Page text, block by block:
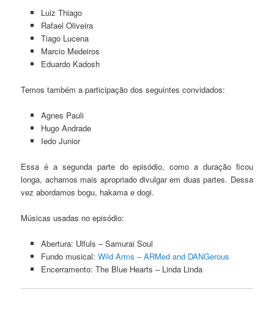
Luiz Thiago
Rafael Oliveira
Tiago Lucena
Marcio Medeiros
Eduardo Kadosh
Temos também a participação dos seguintes convidados:
Agnes Pauli
Hugo Andrade
Iedo Junior
Essa é a segunda parte do episódio, como a duração ficou
longa, achamos mais apropriado divulgar em duas partes. Dessa
vez abordamos bogu, hakama e dogi.
Músicas usadas no episódio:
Abertura: Ulfuls – Samurai Soul
Fundo musical: Wild Arms – ARMed and DANGerous
Encerramento: The Blue Hearts – Linda Linda